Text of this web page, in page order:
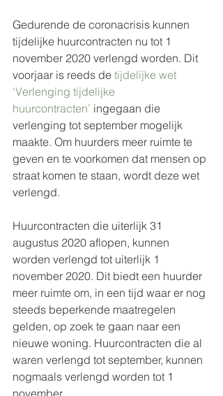
Gedurende de coronacrisis kunnen
tijdelijke huurcontracten nu tot 1
november 2020 verlengd worden. Dit
voorjaar is reeds de tijdelijke wet
‘Verlenging tijdelijke
huurcontracten’ ingegaan die
verlenging tot september mogelijk
maakte. Om huurders meer ruimte te
geven en te voorkomen dat mensen op
straat komen te staan, wordt deze wet
verlengd.
Huurcontracten die uiterlijk 31
augustus 2020 aflopen, kunnen
worden verlengd tot uiterlijk 1
november 2020. Dit biedt een huurder
meer ruimte om, in een tijd waar er nog
steeds beperkende maatregelen
gelden, op zoek te gaan naar een
nieuwe woning. Huurcontracten die al
waren verlengd tot september, kunnen
nogmaals verlengd worden tot 1
november.